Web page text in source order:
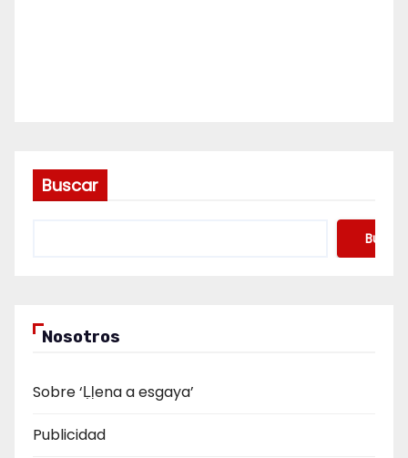
Buscar
Buscar
Nosotros
Sobre ‘Ḷḷena a esgaya’
Publicidad